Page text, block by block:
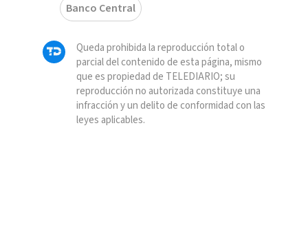
Banco Central
Queda prohibida la reproducción total o
parcial del contenido de esta página, mismo
que es propiedad de TELEDIARIO; su
reproducción no autorizada constituye una
infracción y un delito de conformidad con las
leyes aplicables.